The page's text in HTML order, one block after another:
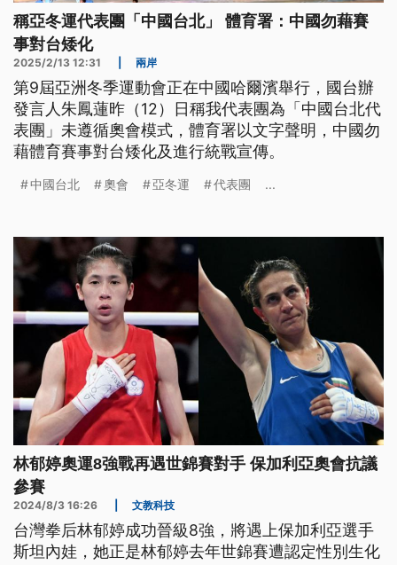
稱亞冬運代表團「中國台北」 體育署：中國勿藉賽
事對台矮化
2025/2/13 12:31 兩岸
第9屆亞洲冬季運動會正在中國哈爾濱舉行，國台辦
發言人朱鳳蓮昨（12）日稱我代表團為「中國台北代
表團」未遵循奧會模式，體育署以文字聲明，中國勿
藉體育賽事對台矮化及進行統戰宣傳。
中國台北 奧會 亞冬運 代表團 ...
林郁婷奧運8強戰再遇世錦賽對手 保加利亞奧會抗議
參賽
2024/8/3 16:26 文教科技
台灣拳后林郁婷成功晉級8強，將遇上保加利亞選手
斯坦內娃，她正是林郁婷去年世錦賽遭認定性別生化